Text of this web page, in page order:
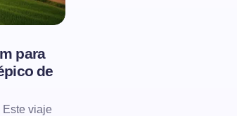
para
de
Este viaje